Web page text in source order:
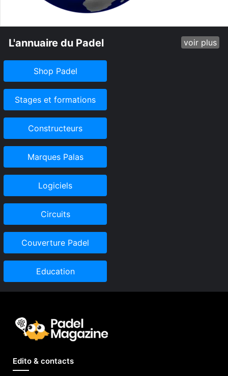
L'annuaire du Padel voir plus
Shop Padel
Stages et formations
Constructeurs
Marques Palas
Logiciels
Circuits
Couverture Padel
Education
Edito & contacts